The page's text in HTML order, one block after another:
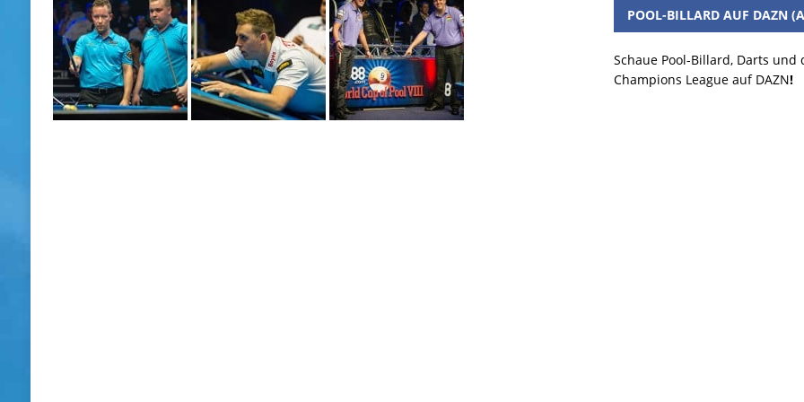
POOL-BILLARD AUF DAZN
Schaue Pool-Billard, Darts und
Champions League auf DAZN!